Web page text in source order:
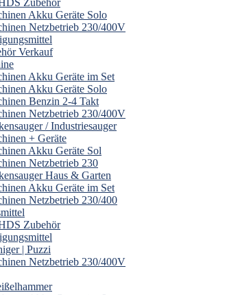
Zubehör
Akku Geräte Solo
Netzbetrieb 230/400V
Verkauf
Akku Geräte im Set
Akku Geräte Solo
Benzin 2-4 Takt
Netzbetrieb 230/400V
/ Industriesauger
+ Geräte
Akku Geräte Sol
Netzbetrieb 230
Haus & Garten
Akku Geräte im Set
Netzbetrieb 230/400
Zubehör
| Puzzi
Netzbetrieb 230/400V